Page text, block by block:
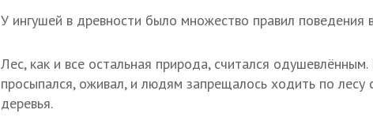
У ингушей в древности было множество правил поведения
Лес, как и все остальная природа, считался
просыпался, оживал, и людям запрещалось ходить по лесу
деревья.